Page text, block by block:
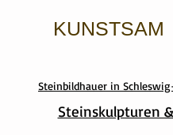
KUNSTSAM
Steinbildhauer in
Steinskulpturen